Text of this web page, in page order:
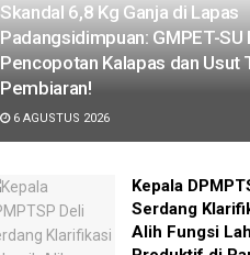
Skandal 6,8 Kg Ganja di Lapas
Padangsidimpuan: GMPET-SU
Pencopotan Kalapas dan Usut
Pembiaran!
6 AGUSTUS 2026
Kepala
Serdang
Alih Fungsi